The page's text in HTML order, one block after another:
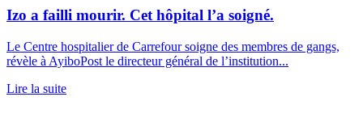
Izo a failli mourir. Cet hôpital l’a soigné.
Le Centre hospitalier de Carrefour soigne des membres de gangs,
révèle à AyiboPost le directeur général de l’institution...
Lire la suite